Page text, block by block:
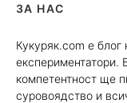
ЗА НАС
Кукуряк.com е блог
експериментатори.
компетентност ще
суровоядство и